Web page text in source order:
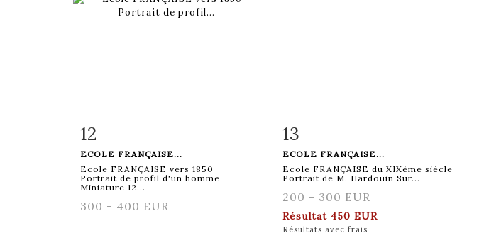
Fiche détaillée
12
ECOLE FRANÇAISE...
Ecole FRANÇAISE vers 1850
Portrait de profil d'un homme
Miniature 12...
300 - 400 EUR
Fiche détaillée
13
ECOLE FRANÇAISE...
Ecole FRANÇAISE du XIXème siècle
Portrait de M. Hardouin Sur...
200 - 300 EUR
Résultat 450 EUR
Résultats avec frais